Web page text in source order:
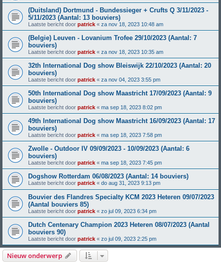
(Duitsland) Dortmund - Bundessieger + Crufts Q 3/11/2023 -
5/11/2023 (Aantal: 13 bouviers)
Laatste bericht door patrick « za nov 18, 2023 10:48 am
(Belgie) Leuven - Lovanium Trofee 29/10/2023 (Aantal: 7
bouviers)
Laatste bericht door patrick « za nov 18, 2023 10:35 am
32th International Dog show Bleiswijk 22/10/2023 (Aantal: 20
bouviers)
Laatste bericht door patrick « za nov 04, 2023 3:55 pm
50th International Dog show Maastricht 17/09/2023 (Aantal: 9
bouviers)
Laatste bericht door patrick « ma sep 18, 2023 8:02 pm
49th International Dog show Maastricht 16/09/2023 (Aantal: 17
bouviers)
Laatste bericht door patrick « ma sep 18, 2023 7:58 pm
Zwolle - Outdoor IV 09/09/2023 - 10/09/2023 (Aantal: 6
bouviers)
Laatste bericht door patrick « ma sep 18, 2023 7:45 pm
Dogshow Rotterdam 06/08/2023 (Aantal: 14 bouviers)
Laatste bericht door patrick « do aug 31, 2023 9:13 pm
Bouvier des Flandres Specialty KCM 2023 Heteren 09/07/2023
(Aantal bouviers 85)
Laatste bericht door patrick « zo jul 09, 2023 6:34 pm
Dutch Centenary Champion 2023 Heteren 08/07/2023 (Aantal
bouviers 90)
Laatste bericht door patrick « zo jul 09, 2023 2:25 pm
Nieuw onderwerp